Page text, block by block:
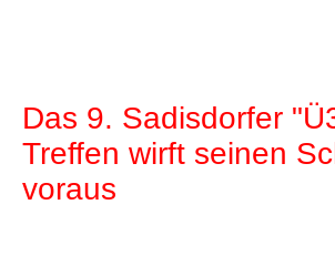
Das 9. Sadisdorfer
Treffen wirft seinen
voraus